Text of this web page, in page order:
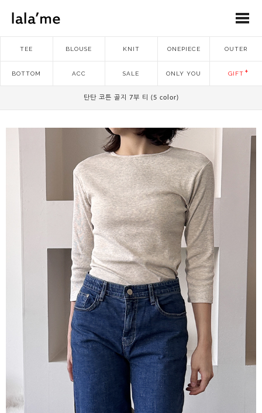
TEE BLOUSE KNIT ONEPIECE OUTER
BOTTOM ACC SALE ONLY YOU GIFT
탄탄 코튼 골지 7부 티 (5 color)